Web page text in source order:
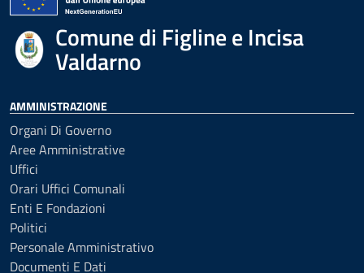
Comune di Figline e Incisa
Valdarno
AMMINISTRAZIONE
Organi Di Governo
Aree Amministrative
Uffici
Orari Uffici Comunali
Enti E Fondazioni
Politici
Personale Amministrativo
Documenti E Dati